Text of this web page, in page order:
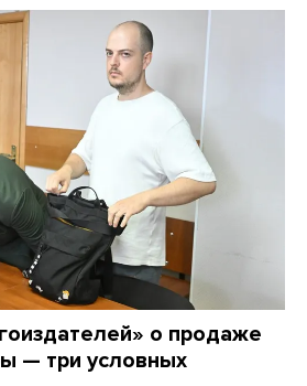
о продаже
— три условных